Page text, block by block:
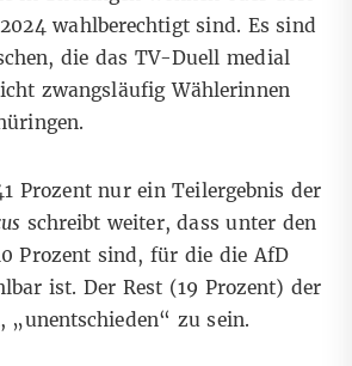
wahlberechtigt sind. Es sind
die das TV-Duell medial
zwangsläufig Wählerinnen
Prozent nur ein Teilergebnis der
schreibt weiter, dass unter den
Prozent sind, für die die AfD
ist. Der Rest (19 Prozent) der
„unentschieden“ zu sein.